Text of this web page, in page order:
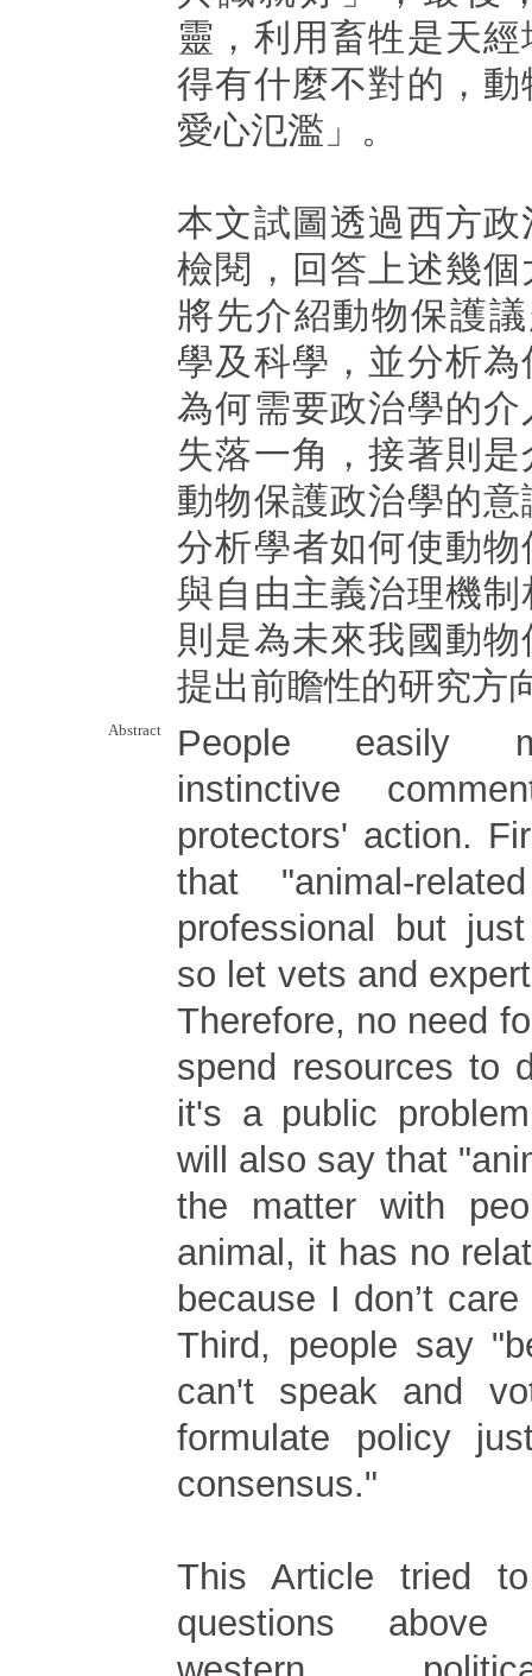
靈，利用畜牲是天
得有什麼不對的，
愛心氾濫」。
本文試圖透過西方
檢閱，回答上述幾
將先介紹動物保護
學及科學，並分析
為何需要政治學的
失落一角，接著則
動物保護政治學的
分析學者如何使動
與自由主義治理機
則是為未來我國動
提出前瞻性的研究方
Abstract
People easily
instinctive
protectors' action.
that "animal-
professional but
so let vets and
Therefore, no need
spend resources to
it's a public
will also say that
the matter with
animal, it has no
because I don’t
Third, people say
can't speak and
formulate policy
consensus."
This Article tried
questions above